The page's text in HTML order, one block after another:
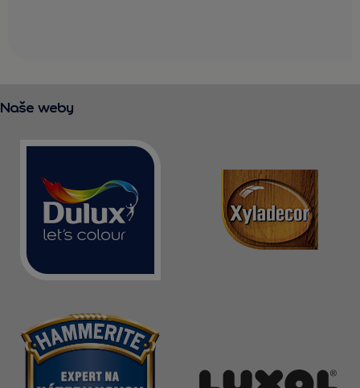
Naše weby